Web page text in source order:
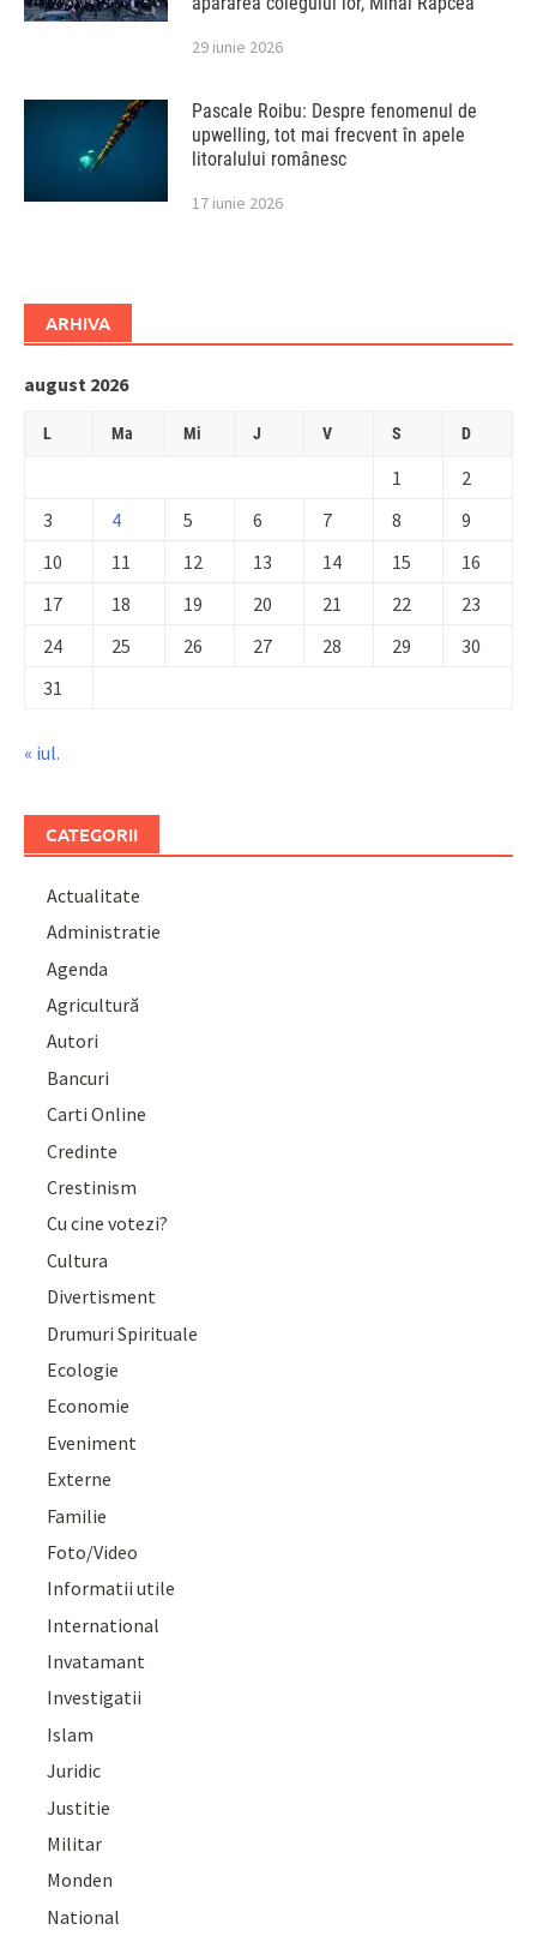
29 iunie 2026
Pascale Roibu: Despre fenomenul de
upwelling, tot mai frecvent în apele
litoralului românesc
17 iunie 2026
ARHIVA
august 2026
L Ma Mi J V S D
1
2
3
4 5 6 7 8
9
10
11 12 13 14 15
16
17
18 19 20 21 22
23
24
25 26 27 28 29
30
31
« iul.
CATEGORII
Actualitate
Administratie
Agenda
Agricultură
Autori
Bancuri
Carti Online
Credinte
Crestinism
Cu cine votezi?
Cultura
Divertisment
Drumuri Spirituale
Ecologie
Economie
Eveniment
Externe
Familie
Foto/Video
Informatii utile
International
Invatamant
Investigatii
Islam
Juridic
Justitie
Militar
Monden
National